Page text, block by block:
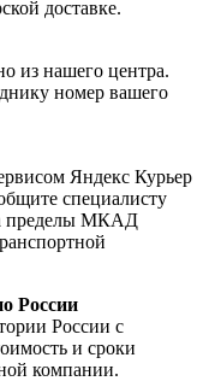
доставке.
из нашего центра.
номер вашего
Яндекс Курьер
специалисту
пределы МКАД
России
России с
и сроки
компании.